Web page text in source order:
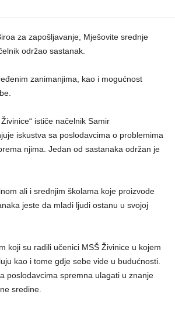
za zapošljavanje, Mješovite srednje
održao sastanak.
zanimanjima, kao i mogućnost
ističe načelnik Samir
iskustva sa poslodavcima o problemima
njima. Jedan od sastanaka održan je
ali i srednjim školama koje proizvode
jeste da mladi ljudi ostanu u svojoj
koji su radili učenici MSŠ Živinice u kojem
kao i tome gdje sebe vide u budućnosti.
poslodavcima spremna ulagati u znanje
sredine.